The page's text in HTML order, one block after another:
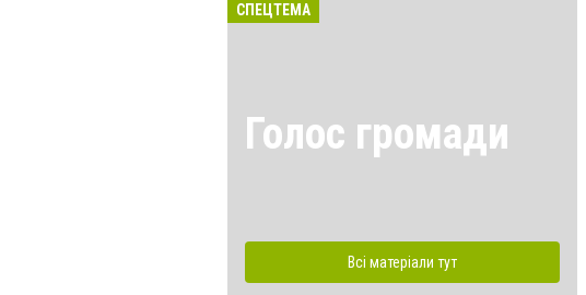
СПЕЦТЕМА
Голос громади
Всі матеріали тут